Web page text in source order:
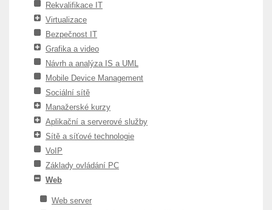
Rekvalifikace IT
Virtualizace
Bezpečnost IT
Grafika a video
Návrh a analýza IS a UML
Mobile Device Management
Sociální sítě
Manažerské kurzy
Aplikační a serverové služby
Sítě a síťové technologie
VoIP
Základy ovládání PC
Web
Web server